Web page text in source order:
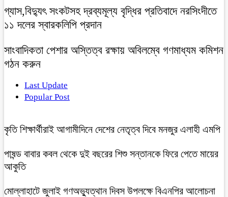
গ্যাস,বিদ্যুৎ সংকটসহ দ্রব্যমূল্য বৃদ্ধির প্রতিবাদে নরসিংদীতে
১১ দলের স্বারকলিপি প্রদান
সাংবাদিকতা পেশার অস্তিত্ব রক্ষায় অবিলম্বে গণমাধ্যম কমিশন
গঠন করুন
Last Update
Popular Post
কৃতি শিক্ষার্থীরাই আগামীদিনে দেশের নেতৃত্ব দিবে মনজুর এলাহী এমপি
পাষন্ড বাবার কবল থেকে দুই বছরের শিশু সন্তানকে ফিরে পেতে মায়ের
আকুতি
মোল্লাহাটে জুলাই গণঅভ্যুত্থান দিবস উপলক্ষে বিএনপির আলোচনা